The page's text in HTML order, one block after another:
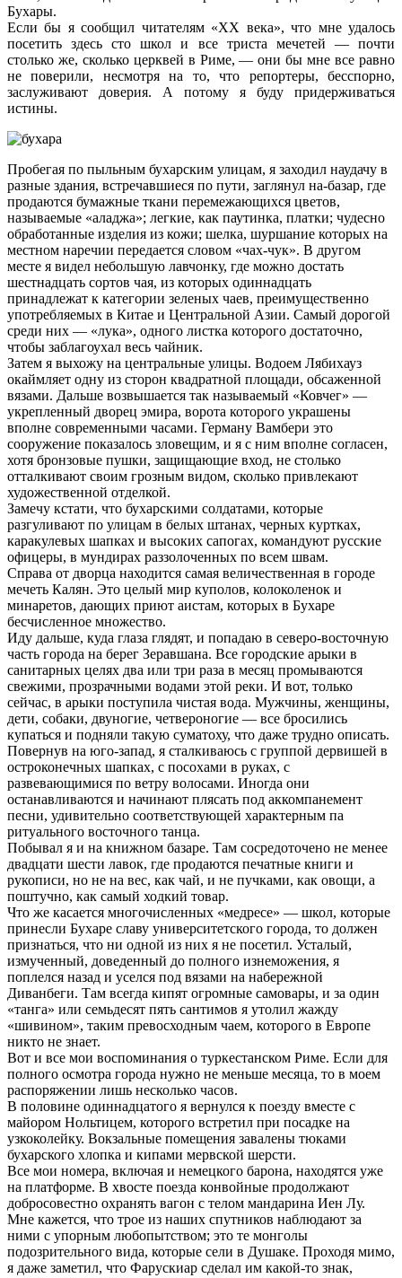
Бухары.
Если бы я сообщил читателям «XX века», что мне удалось
посетить здесь сто школ и все триста мечетей — почти
столько же, сколько церквей в Риме, — они бы мне все равно
не поверили, несмотря на то, что репортеры, бесспорно,
заслуживают доверия. А потому я буду придерживаться
истины.
Пробегая по пыльным бухарским улицам, я заходил наудачу в
разные здания, встречавшиеся по пути, заглянул на-базар, где
продаются бумажные ткани перемежающихся цветов,
называемые «аладжа»; легкие, как паутинка, платки; чудесно
обработанные изделия из кожи; шелка, шуршание которых на
местном наречии передается словом «чах-чук». В другом
месте я видел небольшую лавчонку, где можно достать
шестнадцать сортов чая, из которых одиннадцать
принадлежат к категории зеленых чаев, преимущественно
употребляемых в Китае и Центральной Азии. Самый дорогой
среди них — «лука», одного листка которого достаточно,
чтобы заблагоухал весь чайник.
Затем я выхожу на центральные улицы. Водоем Лябихауз
окаймляет одну из сторон квадратной площади, обсаженной
вязами. Дальше возвышается так называемый «Ковчег» —
укрепленный дворец эмира, ворота которого украшены
вполне современными часами. Герману Вамбери это
сооружение показалось зловещим, и я с ним вполне согласен,
хотя бронзовые пушки, защищающие вход, не столько
отталкивают своим грозным видом, сколько привлекают
художественной отделкой.
Замечу кстати, что бухарскими солдатами, которые
разгуливают по улицам в белых штанах, черных куртках,
каракулевых шапках и высоких сапогах, командуют русские
офицеры, в мундирах раззолоченных по всем швам.
Справа от дворца находится самая величественная в городе
мечеть Калян. Это целый мир куполов, колоколенок и
минаретов, дающих приют аистам, которых в Бухаре
бесчисленное множество.
Иду дальше, куда глаза глядят, и попадаю в северо-восточную
часть города на берег Зеравшана. Все городские арыки в
санитарных целях два или три раза в месяц промываются
свежими, прозрачными водами этой реки. И вот, только
сейчас, в арыки поступила чистая вода. Мужчины, женщины,
дети, собаки, двуногие, четвероногие — все бросились
купаться и подняли такую суматоху, что даже трудно описать.
Повернув на юго-запад, я сталкиваюсь с группой дервишей в
остроконечных шапках, с посохами в руках, с
развевающимися по ветру волосами. Иногда они
останавливаются и начинают плясать под аккомпанемент
песни, удивительно соответствующей характерным па
ритуального восточного танца.
Побывал я и на книжном базаре. Там сосредоточено не менее
двадцати шести лавок, где продаются печатные книги и
рукописи, но не на вес, как чай, и не пучками, как овощи, а
поштучно, как самый ходкий товар.
Что же касается многочисленных «медресе» — школ, которые
принесли Бухаре славу университетского города, то должен
признаться, что ни одной из них я не посетил. Усталый,
измученный, доведенный до полного изнеможения, я
поплелся назад и уселся под вязами на набережной
Диванбеги. Там всегда кипят огромные самовары, и за один
«танга» или семьдесят пять сантимов я утолил жажду
«шивином», таким превосходным чаем, которого в Европе
никто не знает.
Вот и все мои воспоминания о туркестанском Риме. Если для
полного осмотра города нужно не меньше месяца, то в моем
распоряжении лишь несколько часов.
В половине одиннадцатого я вернулся к поезду вместе с
майором Нольтицем, которого встретил при посадке на
узкоколейку. Вокзальные помещения завалены тюками
бухарского хлопка и кипами мервской шерсти.
Все мои номера, включая и немецкого барона, находятся уже
на платформе. В хвосте поезда конвойные продолжают
добросовестно охранять вагон с телом мандарина Иен Лу.
Мне кажется, что трое из наших спутников наблюдают за
ними с упорным любопытством; это те монголы
подозрительного вида, которые сели в Душаке. Проходя мимо,
я даже заметил, что Фарускиар сделал им какой-то знак,